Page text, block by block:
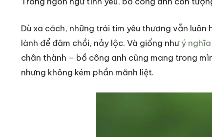
Dù xa cách, những trái tim yêu thương vẫn
lành để đâm chồi, nảy lộc. Và giống nhưý
chân thành – bồ công anh cũng mang trong
nhưng không kém phần mãnh liệt.